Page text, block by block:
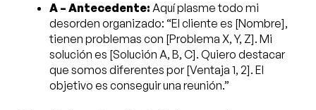
A – Antecedente: Aquí plasme todo mi
desorden organizado: “El cliente es [Nombre],
tienen problemas con [Problema X, Y, Z]. Mi
solución es [Solución A, B, C]. Quiero destacar
que somos diferentes por [Ventaja 1, 2]. El
objetivo es conseguir una reunión.”